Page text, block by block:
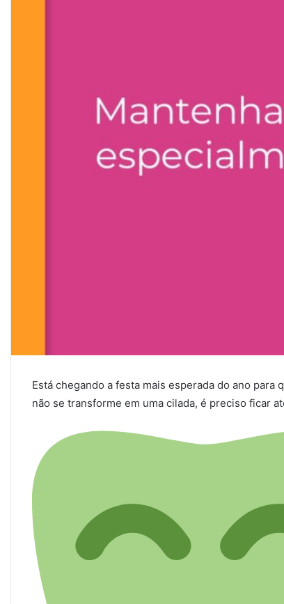
Está chegando a festa mais esperada do ano
não se transforme em uma cilada, é preciso ficar